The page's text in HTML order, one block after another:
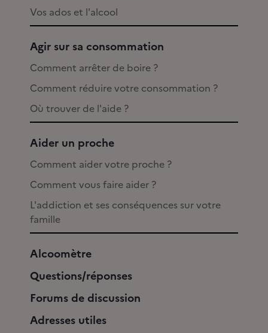
Vos ados et l'alcool
Agir sur sa consommation
Comment arrêter de boire ?
Comment réduire votre consommation ?
Où trouver de l'aide ?
Aider un proche
Comment aider votre proche ?
Comment vous faire aider ?
L'addiction et ses conséquences sur votre
famille
Alcoomètre
Questions/réponses
Forums de discussion
Adresses utiles